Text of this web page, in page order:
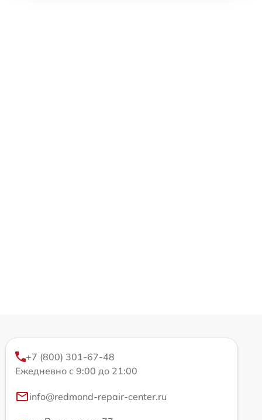
+7 (800) 301-67-48
Ежедневно с 9:00 до 21:00
info@redmond-repair-center.ru